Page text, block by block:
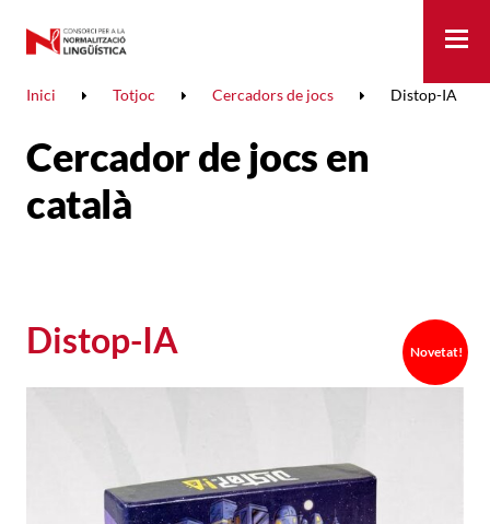
Inici Totjoc Cercadors de jocs Distop-IA
Cercador de jocs en
català
Distop-IA Novetat!